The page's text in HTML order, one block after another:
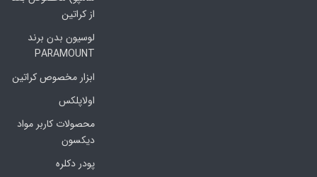
از کراتین
لوسیون بدن برند
PARAMOUNT
ابزار مخصوص کراتین
اولاپلکس
محصولات کاربر مواد
دیکسون
پودر دکلره